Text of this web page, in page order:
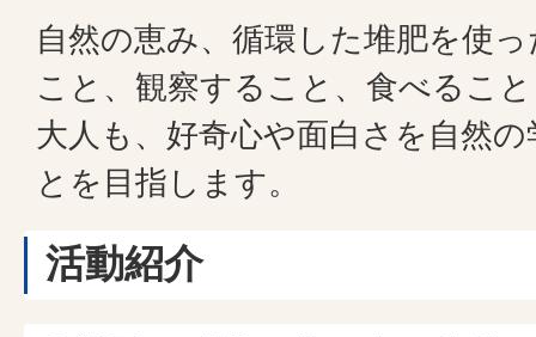
自然の恵み、循環した堆肥を使
こと、観察すること、食べるこ
大人も、好奇心や面白さを自然
とを目指します。
活動紹介